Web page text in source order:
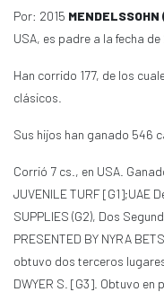
Por: 2015 MENDELSSOHN
USA, es padre a la fecha de
Han corrido 177, de los
clásicos.
Sus hijos han ganado 546
Corrió 7 cs., en USA.
JUVENILE TURF [G1];UAE
SUPPLIES (G2), Dos
PRESENTED BY NYRA
obtuvo dos terceros lugares
DWYER S. [G3]. Obtuvo en